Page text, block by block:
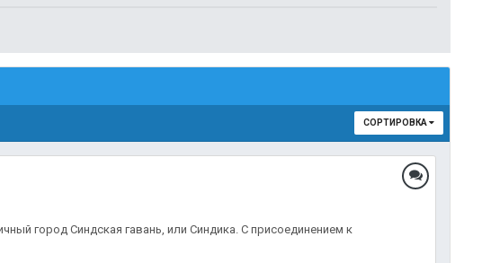
СОРТИРОВКА
город Синдская гавань, или Синдика. С присоединением к